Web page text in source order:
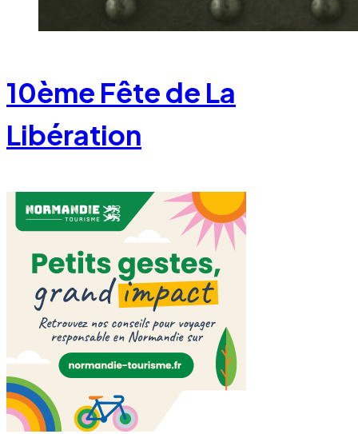
10ème Fête de La
Libération